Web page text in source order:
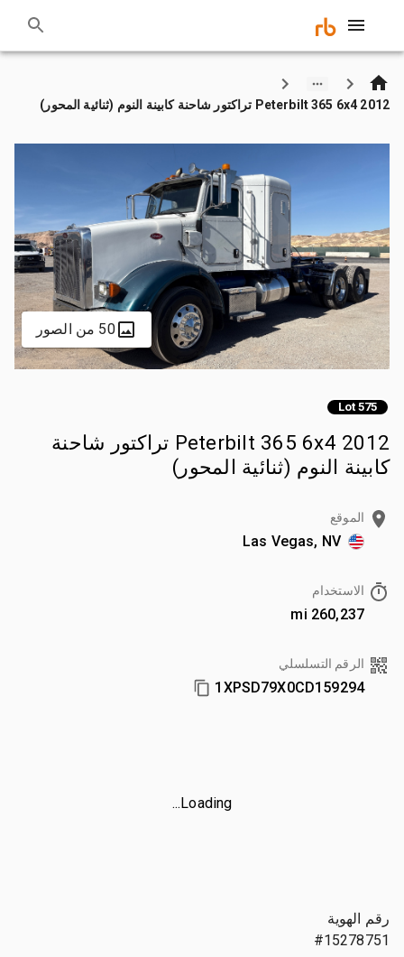
2012 Peterbilt 365 6x4 تراكتور شاحنة كابينة النوم (ثنائية المحور)
50 من الصور
Lot 575
2012 Peterbilt 365 6x4 تراكتور شاحنة
كابينة النوم (ثنائية المحور)
الموقع
Las Vegas, NV
الاستخدام
260,237 mi
الرقم التسلسلي
1XPSD79X0CD159294
Loading...
رقم الهوية
#15278751